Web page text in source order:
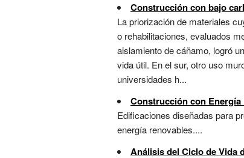
Construcción con bajo
La priorización de materiales
o rehabilitaciones, evaluados
aislamiento de cáñamo, logró
vida útil. En el sur, otro uso
universidades h...
Construcción con Energía
Edificaciones diseñadas para
energía renovables....
Análisis del Ciclo de Vida